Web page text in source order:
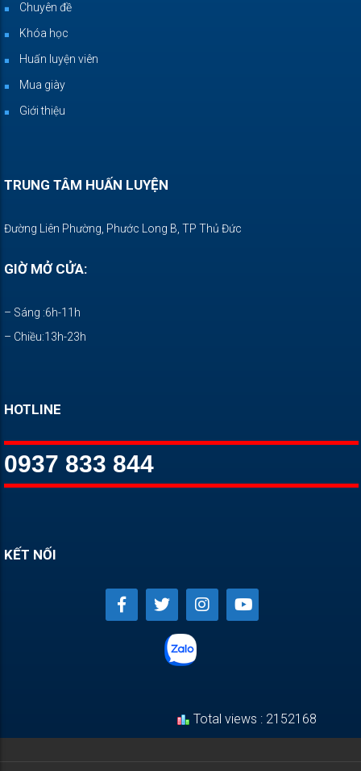
Chuyên đề
Khóa học
Huấn luyện viên
Mua giày
Giới thiệu
TRUNG TÂM HUẤN LUYỆN
Đường Liên Phường, Phước Long B, TP Thủ Đức
GIỜ MỞ CỬA:
– Sáng :6h-11h
– Chiều:13h-23h
HOTLINE
0937 833 844
KẾT NỐI
Total views : 2152168